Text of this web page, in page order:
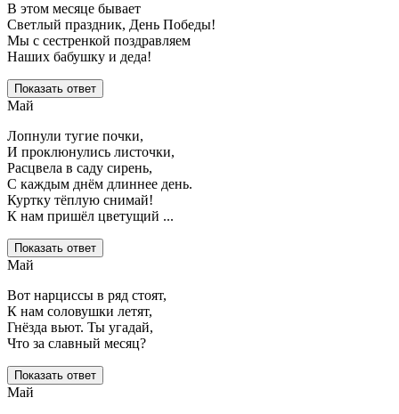
В этом месяце бывает
Светлый праздник, День Победы!
Мы с сестренкой поздравляем
Наших бабушку и деда!
Показать ответ
Май
Лопнули тугие почки,
И проклюнулись листочки,
Расцвела в саду сирень,
С каждым днём длиннее день.
Куртку тёплую снимай!
К нам пришёл цветущий ...
Показать ответ
Май
Вот нарциссы в ряд стоят,
К нам соловушки летят,
Гнёзда вьют. Ты угадай,
Что за славный месяц?
Показать ответ
Май